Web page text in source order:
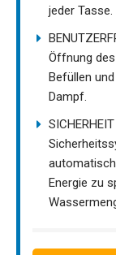
jeder Tasse.
Öffnung
Befüllen
Dampf.
Energie zu